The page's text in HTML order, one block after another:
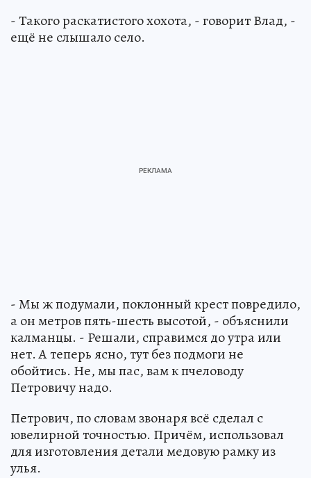
- Такого раскатистого хохота, - говорит Влад, -
ещё не слышало село.
- Мы ж подумали, поклонный крест повредило,
а он метров пять-шесть высотой, - объяснили
калманцы. - Решали, справимся до утра или
нет. А теперь ясно, тут без подмоги не
обойтись. Не, мы пас, вам к пчеловоду
Петровичу надо.
Петрович, по словам звонаря всё сделал с
ювелирной точностью. Причём, использовал
для изготовления детали медовую рамку из
улья.